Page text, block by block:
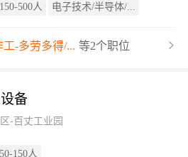
150-500人 电子技术/半导体/...
工-多劳多得/... 等2个职位
备
-百丈工业园
50-150人